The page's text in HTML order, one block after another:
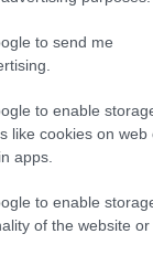
to send me
to enable
like cookies on web
apps.
to enable
of the website or